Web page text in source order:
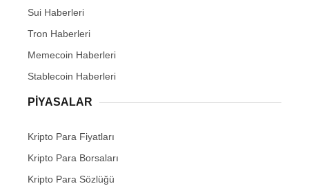
Sui Haberleri
Tron Haberleri
Memecoin Haberleri
Stablecoin Haberleri
PIYASALAR
Kripto Para Fiyatları
Kripto Para Borsaları
Kripto Para Sözlüğü